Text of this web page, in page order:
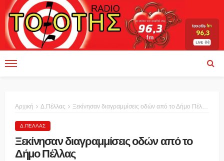
Αρχική Δ.Πέλλας Ξεκίνησαν διαγραμμίσεις οδών από το Δήμο Πέλλας
Δ.ΠΈΛΛΑΣ
Ξεκίνησαν διαγραμμίσεις οδών από το
Δήμο Πέλλας